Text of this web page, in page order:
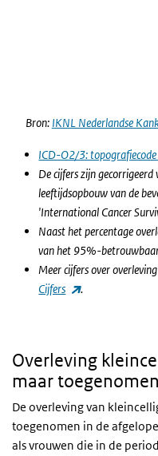
Bron: IKNL Nederlandse
ICD-O2/3:
De cijfers zijn
leeftijdsopbouw van de
'International Cancer
Naast het percentage
van het 95%-
Meer cijfers over
Cijfers
(externe link)
.
Overleving
maar toegenomen
De overleving van
toegenomen in de
als vrouwen die in de